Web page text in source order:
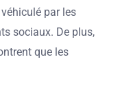
par les
sociaux. De plus,
que les